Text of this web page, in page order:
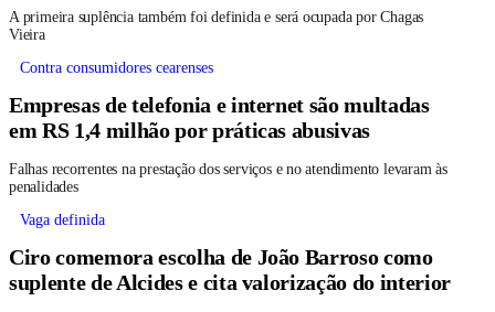
A primeira suplência também foi definida e será ocupada por Chagas
Vieira
Contra consumidores cearenses
Empresas de telefonia e internet são multadas
em RS 1,4 milhão por práticas abusivas
Falhas recorrentes na prestação dos serviços e no atendimento levaram às
penalidades
Vaga definida
Ciro comemora escolha de João Barroso como
suplente de Alcides e cita valorização do interior